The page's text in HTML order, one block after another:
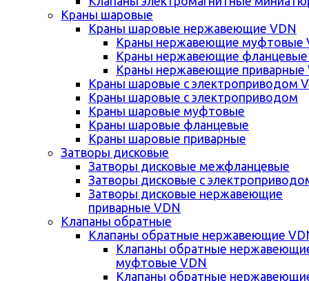
Краны шаровые
Краны шаровые нержавеющие VDN
Краны нержавеющие муфтовые
Краны нержавеющие фланцевые
Краны нержавеющие приварные
Краны шаровые с электроприводом
Краны шаровые с электроприводом
Краны шаровые муфтовые
Краны шаровые фланцевые
Краны шаровые приварные
Затворы дисковые
Затворы дисковые межфланцевые
Затворы дисковые с
Затворы дисковые нержавеющие
приварные VDN
Клапаны обратные
Клапаны обратные нержавеющие
Клапаны обратные
муфтовые VDN
Клапаны обратные